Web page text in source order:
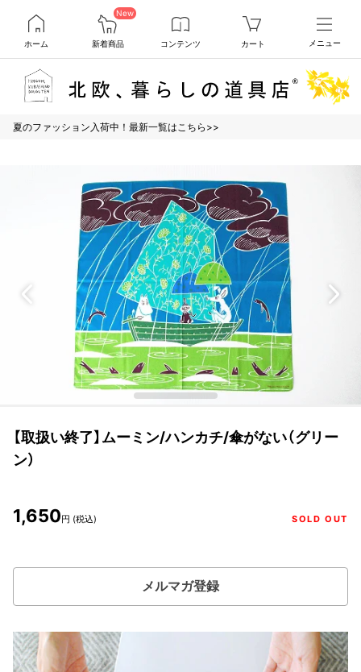
ホーム
New
新着商品 コンテンツ カート メニュー
夏のファッション入荷中！最新一覧はこちら>>
【取扱い終了】ムーミン/ハンカチ/傘がない（グリー
ン）
1,650円 (税込) SOLD OUT
メルマガ登録